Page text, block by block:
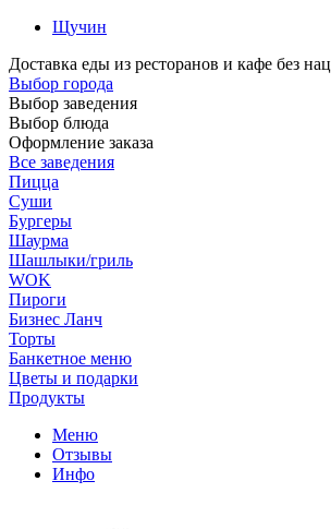
Щучин
Доставка еды из ресторанов и кафе без
Выбор города
Выбор заведения
Выбор блюда
Оформление заказа
Все заведения
Пицца
Суши
Бургеры
Шаурма
Шашлыки/гриль
WOK
Пироги
Бизнес Ланч
Торты
Банкетное меню
Цветы и подарки
Продукты
Меню
Отзывы
Инфо